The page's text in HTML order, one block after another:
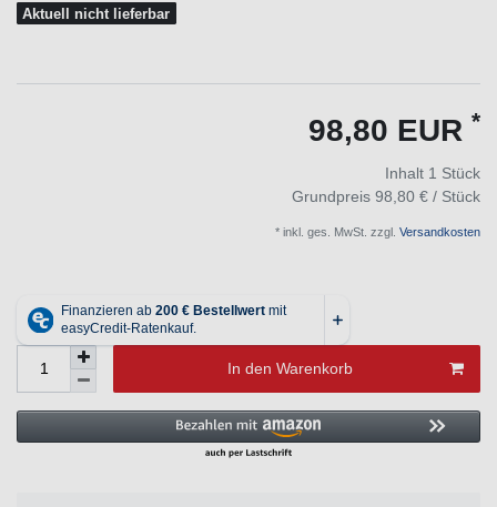
Aktuell nicht lieferbar
98,80 EUR *
Inhalt 1 Stück
Grundpreis 98,80 € / Stück
* inkl. ges. MwSt. zzgl. Versandkosten
In den Warenkorb